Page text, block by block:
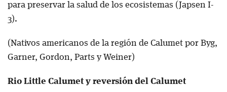
para preservar la salud de los ecosistemas (Japsen I-
3).
(Nativos americanos de la región de Calumet por Byg,
Garner, Gordon, Parts y Weiner)
Rio Little Calumet y reversión del Calumet